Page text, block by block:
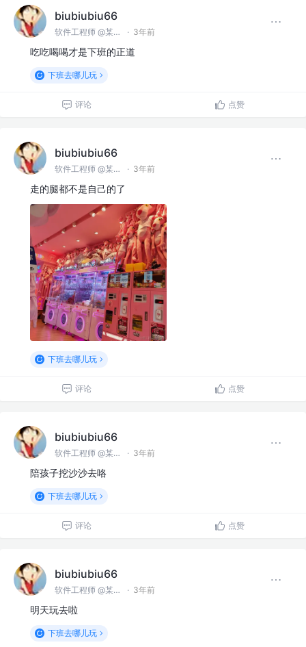
biubiubiu66
软件工程师 @某某公司 · 3年前
吃吃喝喝才是下班的正道
下班去哪儿玩
评论 点赞
biubiubiu66
软件工程师 @某某公司 · 3年前
走的腿都不是自己的了
下班去哪儿玩
评论 点赞
biubiubiu66
软件工程师 @某某公司 · 3年前
陪孩子挖沙沙去咯
下班去哪儿玩
评论 点赞
biubiubiu66
软件工程师 @某某公司 · 3年前
明天玩去啦
下班去哪儿玩